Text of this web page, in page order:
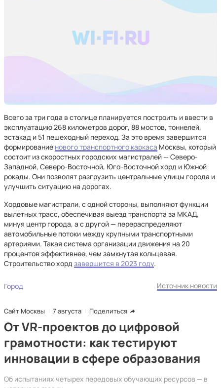
Всего за три года в столице планируется построить и ввести в
эксплуатацию 268 километров дорог, 88 мостов, тоннелей,
эстакад и 51 пешеходный переход. За это время завершится
формирование нового транспортного каркаса Москвы, который
состоит из скоростных городских магистралей — Северо-
Западной, Северо-Восточной, Юго-Восточной хорд и Южной
рокады. Они позволят разгрузить центральные улицы города и
улучшить ситуацию на дорогах.
Хордовые магистрали, с одной стороны, выполняют функции
вылетных трасс, обеспечивая выезд транспорта за МКАД,
минуя центр города, а с другой — перераспределяют
автомобильные потоки между крупными транспортными
артериями. Такая система организации движения на 20
процентов эффективнее, чем замкнутая кольцевая.
Строительство хордзавершится в 2023 году.
Город Источник новости
Сайт Москвы 7 августа Поделиться
От VR-проектов до цифровой
грамотности: как тестируют
инновации в сфере образования
Об испытаниях четырех передовых обучающих ресурсов — в